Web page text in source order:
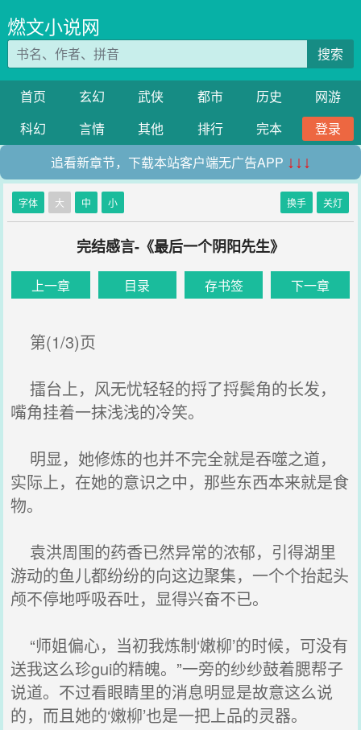
燃文小说网
搜索
首页 玄幻 武侠 都市 历史
网游
科幻
言情 其他 排行 完本
登录
追看新章节，下载本站客户端无广告APP ↓↓↓
字体 大 中 小 换手 关灯
完结感言-《最后一个阴阳先生》
上一章 目录 存书签 下一章
第(1/3)页
擂台上，风无忧轻轻的捋了捋鬓角的长发，
嘴角挂着一抹浅浅的冷笑。
明显，她修炼的也并不完全就是吞噬之道，
实际上，在她的意识之中，那些东西本来就是食
物。
袁洪周围的药香已然异常的浓郁，引得湖里
游动的鱼儿都纷纷的向这边聚集，一个个抬起头
颅不停地呼吸吞吐，显得兴奋不已。
“师姐偏心，当初我炼制‘嫩柳’的时候，可没有
送我这么珍gui的精魄。”一旁的纱纱鼓着腮帮子
说道。不过看眼睛里的消息明显是故意这么说
的，而且她的‘嫩柳’也是一把上品的灵器。